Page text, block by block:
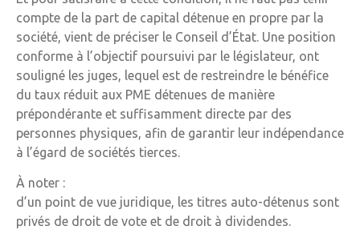
compte de la part de capital détenue en propre par la
société, vient de préciser le Conseil d’État. Une position
conforme à l’objectif poursuivi par le législateur, ont
souligné les juges, lequel est de restreindre le bénéfice
du taux réduit aux PME détenues de manière
prépondérante et suffisamment directe par des
personnes physiques, afin de garantir leur indépendance
à l’égard de sociétés tierces.
À noter :
d’un point de vue juridique, les titres auto-détenus sont
privés de droit de vote et de droit à dividendes.